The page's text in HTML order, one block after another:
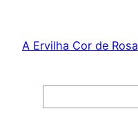
content
A Ervilha Cor de Rosa